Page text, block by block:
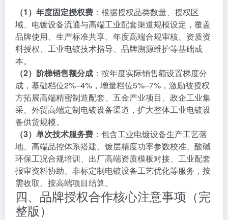
（1）年度固定授权费 ：根据授权品类数量、授权区
域、电镀设备流通与高端工业配套渠道规模设定，覆盖
品牌使用、生产标准共享、年度高端合规审核、资质资
料授权、工业电镀技术指导、品牌溯源维护等基础成
本。
（2）阶梯销售额分成 ：按年度实际销售额设置梯度分
成，基础档位2%–4%，增量档位5%–7%，激励被授权
方拓展高端精密制造配套、五金产业项目、政企工业集
采、外贸高端定制电镀设备渠道，扩大整体工业电镀设
备供货规模。
（3）单次技术服务费 ：包含工业电镀设备生产工艺落
地、高端品控体系搭建、镀层精度功率参数校准、酸碱
环保工况合规培训、出厂高端资质模板对接、工业配套
报审资料协助、非标定制电镀设备工艺优化等服务，按
需收取、按高端项目结算。
四、品牌授权合作核心注意事项（完
整版）